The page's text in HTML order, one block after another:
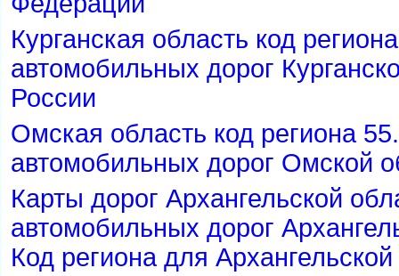
Курганская область код
автомобильных дорог
России
Омская область код региона
автомобильных дорог Омской
Карты дорог Архангельской
автомобильных дорог
Код региона для